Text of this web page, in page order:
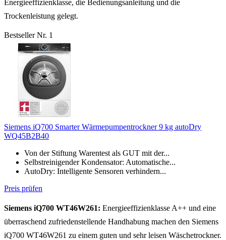
Energieeffizienklasse, die Bedienungsanleitung und die
Trockenleistung gelegt.
Bestseller Nr. 1
Siemens iQ700 Smarter Wärmepumpentrockner 9 kg autoDry
WQ45B2B40
Von der Stiftung Warentest als GUT mit der...
Selbstreinigender Kondensator: Automatische...
AutoDry: Intelligente Sensoren verhindern...
Preis prüfen
Siemens iQ700 WT46W261: Energieeffizienklasse A++ und eine
überraschend zufriedenstellende Handhabung machen den Siemens
iQ700 WT46W261 zu einem guten und sehr leisen Wäschetrockner.